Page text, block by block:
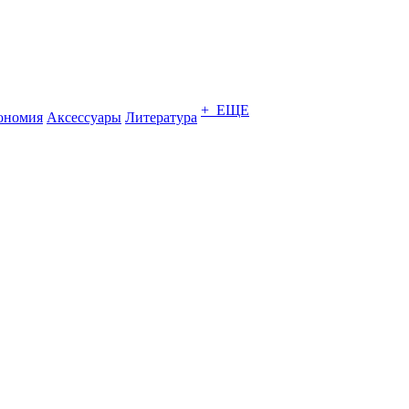
Аксессуары Литература + ЕЩЕ